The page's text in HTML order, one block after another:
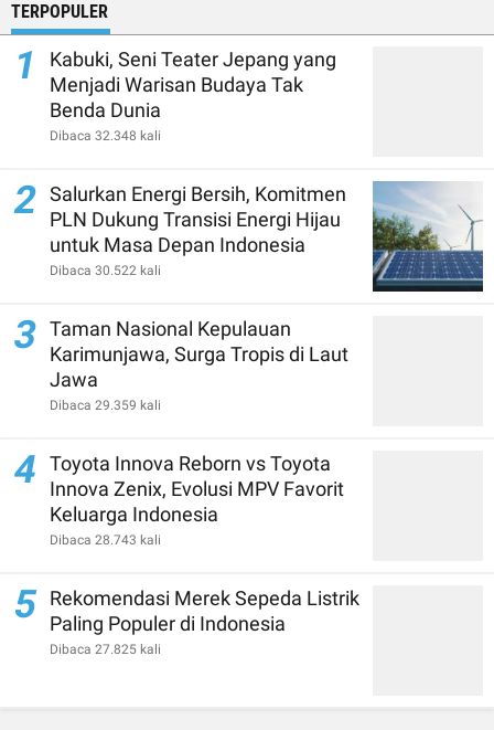
TERPOPULER
1
Kabuki, Seni Teater Jepang yang
Menjadi Warisan Budaya Tak
Benda Dunia
Dibaca 32.348 kali
2 Salurkan Energi Bersih, Komitmen
PLN Dukung Transisi Energi Hijau
untuk Masa Depan Indonesia
Dibaca 30.522 kali
3 Taman Nasional Kepulauan
Karimunjawa, Surga Tropis di Laut
Jawa
Dibaca 29.359 kali
4
Toyota Innova Reborn vs Toyota
Innova Zenix, Evolusi MPV Favorit
Keluarga Indonesia
Dibaca 28.743 kali
5 Rekomendasi Merek Sepeda Listrik
Paling Populer di Indonesia
Dibaca 27.825 kali